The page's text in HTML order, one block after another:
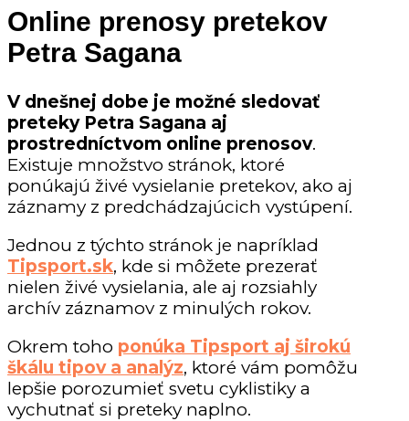
Online prenosy pretekov
Petra Sagana
V dnešnej dobe je možné sledovať
preteky Petra Sagana aj
prostredníctvom online prenosov.
Existuje množstvo stránok, ktoré
ponúkajú živé vysielanie pretekov, ako aj
záznamy z predchádzajúcich vystúpení.
Jednou z týchto stránok je napríklad
Tipsport.sk, kde si môžete prezerať
nielen živé vysielania, ale aj rozsiahly
archív záznamov z minulých rokov.
Okrem toho ponúka Tipsport aj širokú
škálu tipov a analýz, ktoré vám pomôžu
lepšie porozumieť svetu cyklistiky a
vychutnať si preteky naplno.